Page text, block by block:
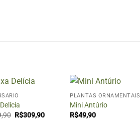
Delícia
O
R$309,90O
+
PLANTAS ORNAMENTAIS
Mini Antúrio
R$49,90